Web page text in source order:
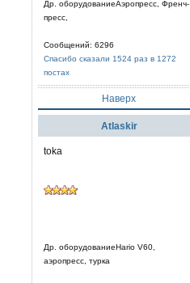
Др. оборудованиеАэропресс, Френч-
пресс,
Сообщений: 6296
Спасибо сказали 1524 раз в 1272
постах
Наверх
Atlaskir
toka
Др. оборудованиеHario V60,
аэропресс, турка